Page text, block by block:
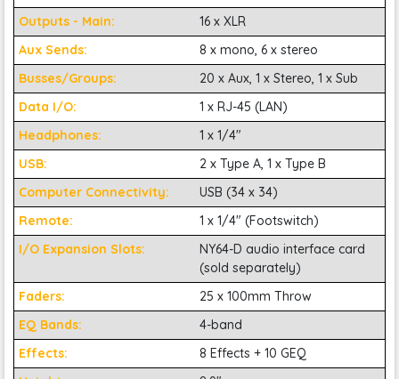
thanh khác nhau và thiết bị digital.
Outputs - Main:
16 x XLR
Aux Sends:
8 x mono, 6 x stereo
Busses/Groups:
20 x Aux, 1 x Stereo, 1 x Sub
Data I/O:
1 x RJ-45 (LAN)
Headphones:
1 x 1/4"
USB:
2 x Type A, 1 x Type B
Computer Connectivity:
USB (34 x 34)
Remote:
1 x 1/4" (Footswitch)
I/O Expansion Slots:
NY64-D audio interface card
(sold separately)
Faders:
25 x 100mm Throw
EQ Bands:
4-band
Effects:
8 Effects + 10 GEQ